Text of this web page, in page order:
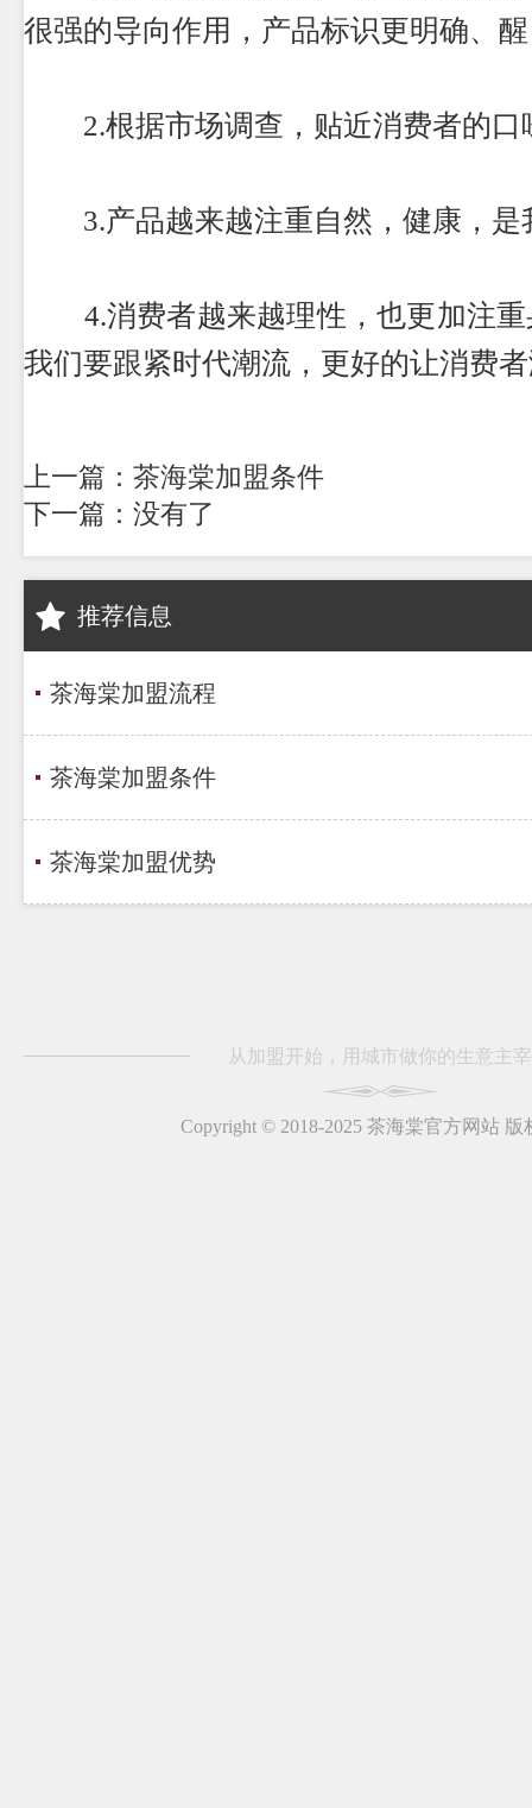
很强的导向作用，产品标识更明确、
2.根据市场调查，贴近消费者的口
3.产品越来越注重自然，健康，是
4.消费者越来越理性，也更加注重
我们要跟紧时代潮流，更好的让消费
上一篇：茶海棠加盟条件
下一篇：没有了
推荐信息
茶海棠加盟流程
茶海棠加盟条件
茶海棠加盟优势
从加盟开始，用城市做你的生意主宰
Copyright © 2018-2025 茶海棠官方网站 版